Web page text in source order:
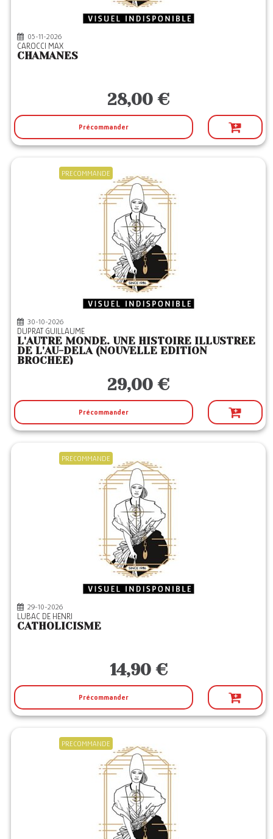
05-11-2026
CAROCCI MAX
CHAMANES
28,00 €
Précommander
PRECOMMANDE
30-10-2026
DUPRAT GUILLAUME
L'AUTRE MONDE. UNE HISTOIRE ILLUSTREE
DE L'AU-DELA (NOUVELLE EDITION
BROCHEE)
29,00 €
Précommander
PRECOMMANDE
29-10-2026
LUBAC DE HENRI
CATHOLICISME
14,90 €
Précommander
PRECOMMANDE